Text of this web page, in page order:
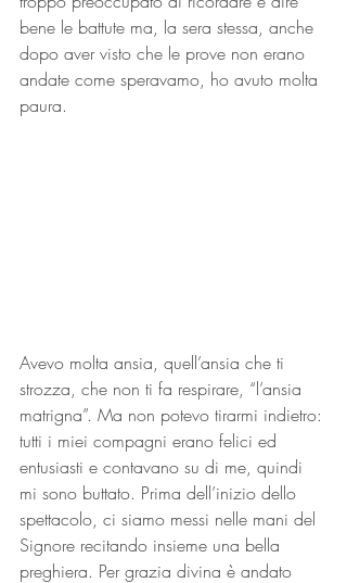
bene le battute ma, la sera stessa, anche
dopo aver visto che le prove non erano
andate come speravamo, ho avuto molta
paura.
Avevo molta ansia, quell’ansia che ti
strozza, che non ti fa respirare, “l’ansia
matrigna”. Ma non potevo tirarmi indietro:
tutti i miei compagni erano felici ed
entusiasti e contavano su di me, quindi
mi sono buttato. Prima dell’inizio dello
spettacolo, ci siamo messi nelle mani del
Signore recitando insieme una bella
preghiera. Per grazia divina è andato